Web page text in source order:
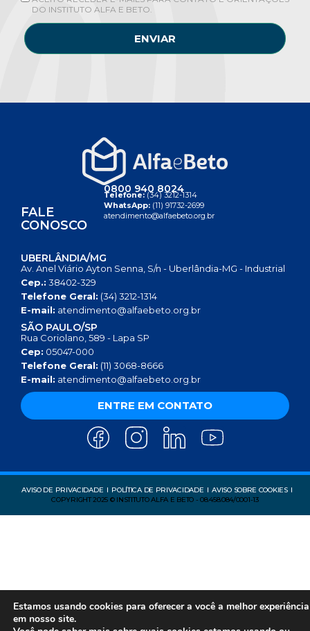
DO INSTITUTO ALFA E BETO.
ENVIAR
FALE
CONOSCO
0800 940 8024
Telefone:(34) 3212-1314
WhatsApp: (11) 91732-2699
atendimento@alfaebeto.org.br
UBERLÂNDIA/MG
Av. Anel Viário Ayton Senna, S/n - Uberlândia-MG - Industrial
Cep.: 38402-329
Telefone Geral: (34) 3212-1314
E-mail: atendimento@alfaebeto.org.br
SÃO PAULO/SP
Rua Coriolano, 589 - Lapa SP
Cep: 05047-000
Telefone Geral: (11) 3068-8666
E-mail: atendimento@alfaebeto.org.br
ENTRE EM CONTATO
AVISO DE PRIVACIDADE POLÍTICA DE PRIVACIDADE
AVISO SOBRE COOKIES
COPYRIGHT 2025 © INSTITUTO ALFA E BETO - 08.458.084/0001-13
Estamos usando cookies para oferecer a você a melhor experiência
em nosso site.